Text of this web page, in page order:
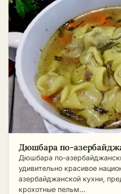
Дюшбара по-
Дюшбара по-
удивительно красивое
азербайджанской кухни,
крохотные пельм…